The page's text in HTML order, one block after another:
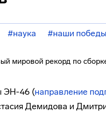
#наука #наши победы
ЭН-46 (направление
Демидова и